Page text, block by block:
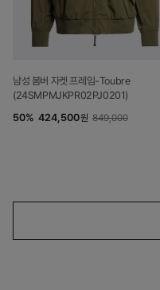
남성 봄버 자켓 프레임-Toubre
(24SMPMJKPR02PJ0201)
50% 424,500원 849,000